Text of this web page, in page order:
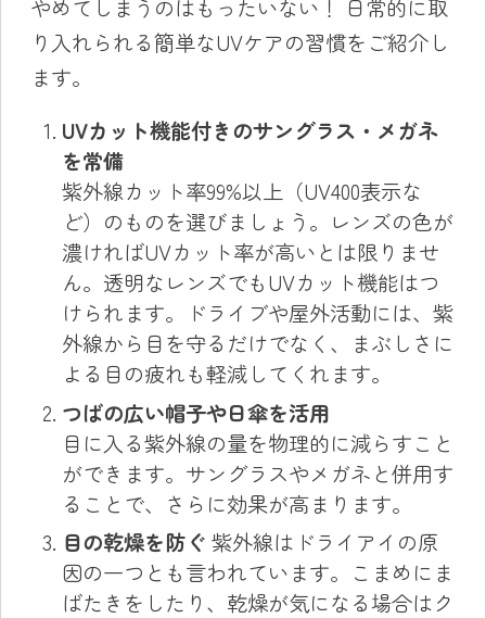
やめてしまうのはもったいない！ 日常的に取
り入れられる簡単なUVケアの習慣をご紹介し
ます。
UVカット機能付きのサングラス・メガネ
を常備
紫外線カット率99%以上（UV400表示な
ど）のものを選びましょう。レンズの色が
濃ければUVカット率が高いとは限りませ
ん。透明なレンズでもUVカット機能はつ
けられます。ドライブや屋外活動には、紫
外線から目を守るだけでなく、まぶしさに
よる目の疲れも軽減してくれます。
つばの広い帽子や日傘を活用
目に入る紫外線の量を物理的に減らすこと
ができます。サングラスやメガネと併用す
ることで、さらに効果が高まります。
目の乾燥を防ぐ 紫外線はドライアイの原
因の一つとも言われています。こまめにま
ばたきをしたり、乾燥が気になる場合はク